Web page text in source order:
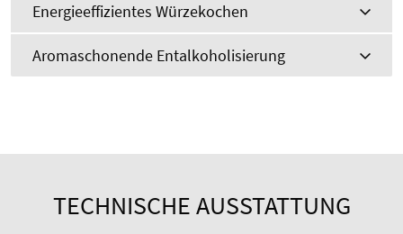
Energieeffizientes Würzekochen
Aromaschonende Entalkoholisierung
TECHNISCHE AUSSTATTUNG